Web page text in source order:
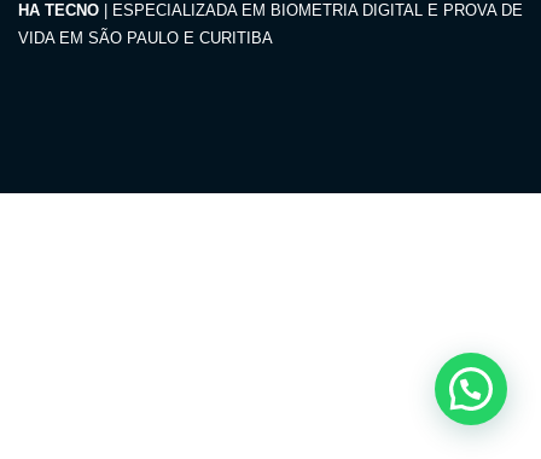
HA TECNO | ESPECIALIZADA EM BIOMETRIA DIGITAL E PROVA DE
VIDA EM SÃO PAULO E CURITIBA